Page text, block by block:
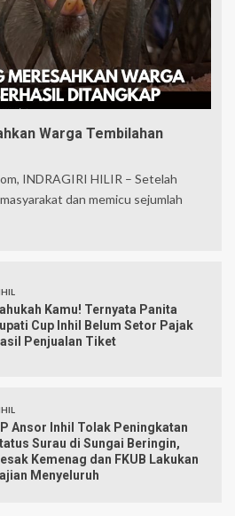
Warga Tembilahan
INDRAGIRI HILIR – Setelah
dan memicu sejumlah
Kamu! Ternyata Panita
Cup Inhil Belum Setor Pajak
Penjualan Tiket
Ansor Inhil Tolak Peningkatan
Surau di Sungai Beringin,
Kemenag dan FKUB Lakukan
Menyeluruh